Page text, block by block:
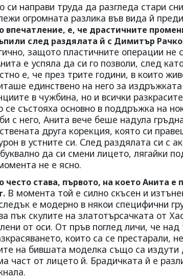
си направи труда да разгледа стари
огромната разлика във вида й
впечатление, е, че драстичните
след раздялата й с Димитър
защото пластичните операции не
е успяла да си го позволи, след
е, че през трите години, в които
единствено на него за
в чужбина, но и всички
се състояха основно в поддръжка на
с него, Анита вече беше надула
друга корекция, която си
в устните си. След раздялата си с
да си смени лицето, лягайки
не е ясно.
често става, първото, на което Анита е
В момента той е силно скъсен и
е модерно в някои специфични
пък скулите на златотърсачката от
от оси. От пръв поглед личи, че
които са се престарали,
на бившата моделка също са издути
част от лицето й. Брадичката й е